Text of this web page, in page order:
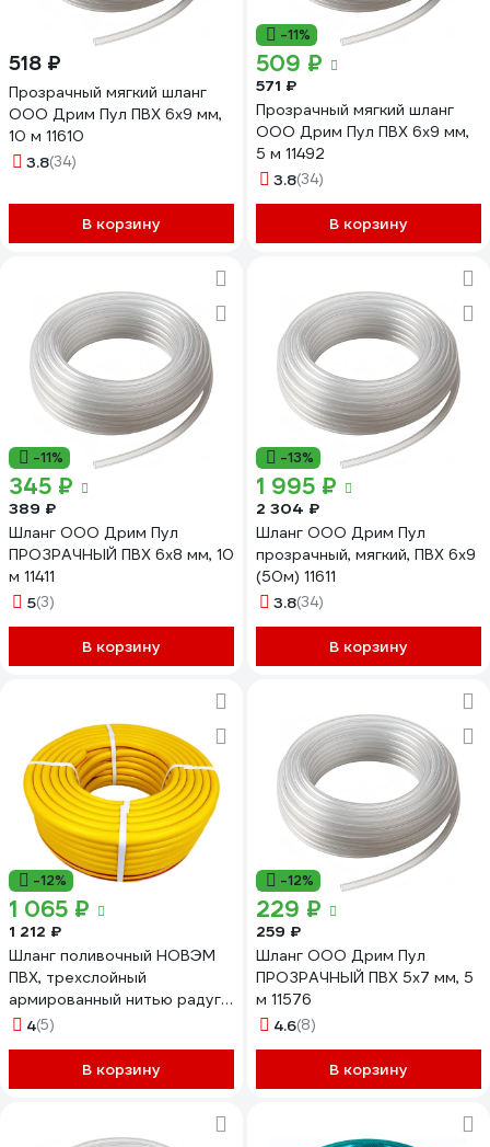
518 ₽
Прозрачный мягкий шланг
ООО Дрим Пул ПВХ 6x9 мм,
10 м 11610
3.8(34)
В корзину
-11%
509 ₽
571 ₽
Прозрачный мягкий шланг
ООО Дрим Пул ПВХ 6x9 мм,
5 м 11492
3.8(34)
В корзину
-11%
345 ₽
389 ₽
Шланг ООО Дрим Пул
ПРОЗРАЧНЫЙ ПВХ 6x8 мм, 10
м 11411
5(3)
В корзину
-13%
1 995 ₽
2 304 ₽
Шланг ООО Дрим Пул
прозрачный, мягкий, ПВХ 6x9
(50м) 11611
3.8(34)
В корзину
-12%
1 065 ₽
1 212 ₽
Шланг поливочный НОВЭМ
ПВХ, трехслойный
армированный нитью радуга
1/2 (25м)
4(5)
В корзину
-12%
229 ₽
259 ₽
Шланг ООО Дрим Пул
ПРОЗРАЧНЫЙ ПВХ 5x7 мм, 5
м 11576
4.6(8)
В корзину